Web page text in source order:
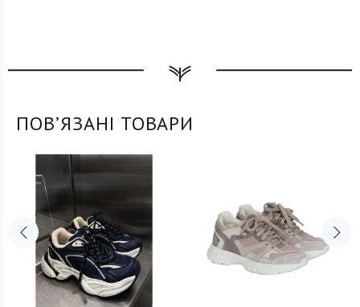
ПОВʼЯЗАНІ ТОВАРИ